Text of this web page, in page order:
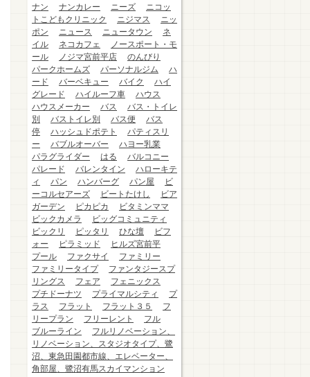
ナン
ナンカレー ニーズ
ニコッ
トこどもクリニック
ニジマス
ニッ
ポン
ニュース ニュータウン
ネ
イル
ネコカフェ
ノースポート・モ
ール
ノジマ宮前平店
のんびり
パークホームズ
パーソナルジム
ハ
ード
バーベキュー バイク
ハイ
グレード
ハイルーフ車
ハウス
ハウスメーカー
バス
バス・トイレ
別
バストイレ別 バス便
バス
停
ハッシュドポテト
パティスリ
ー
バブルオーバー
ハヨー乳業
パラグライダー
はる
バルコニー
パレード
バレンタイン
ハローキテ
ィ
パン ハンバーグ パン屋
ビ
ーコルセアーズ
ビートたけし
ビア
ガーデン
ピカピカ
ビタミンママ
ビックカメラ
ビッグコミュニティ
ビックリ
ピッタリ ひな壇
ビフ
ォー
ピラミッド
ヒルズ宮前平
プール
ファクサイ
ファミリー
ファミリータイプ
ファンタジースプ
リングス
フェア
フェニックス
プチドーナツ
プライマルシティ
プ
ラス
フラット フラット３５
フ
リープラン
フリーレント
フル
ブルーライン
フルリノベーション、
リノベーション、スタジオタイプ、鷺
沼、東急田園都市線、エレベーター、
角部屋、鷺沼有馬スカイマンション